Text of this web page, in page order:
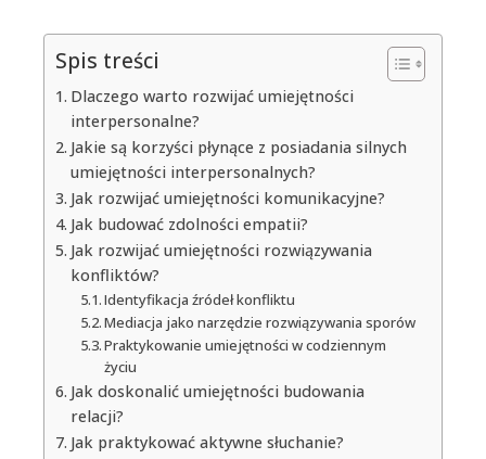
Spis treści
Dlaczego warto rozwijać umiejętności
interpersonalne?
Jakie są korzyści płynące z posiadania silnych
umiejętności interpersonalnych?
Jak rozwijać umiejętności komunikacyjne?
Jak budować zdolności empatii?
Jak rozwijać umiejętności rozwiązywania
konfliktów?
Identyfikacja źródeł konfliktu
Mediacja jako narzędzie rozwiązywania sporów
Praktykowanie umiejętności w codziennym
życiu
Jak doskonalić umiejętności budowania
relacji?
Jak praktykować aktywne słuchanie?